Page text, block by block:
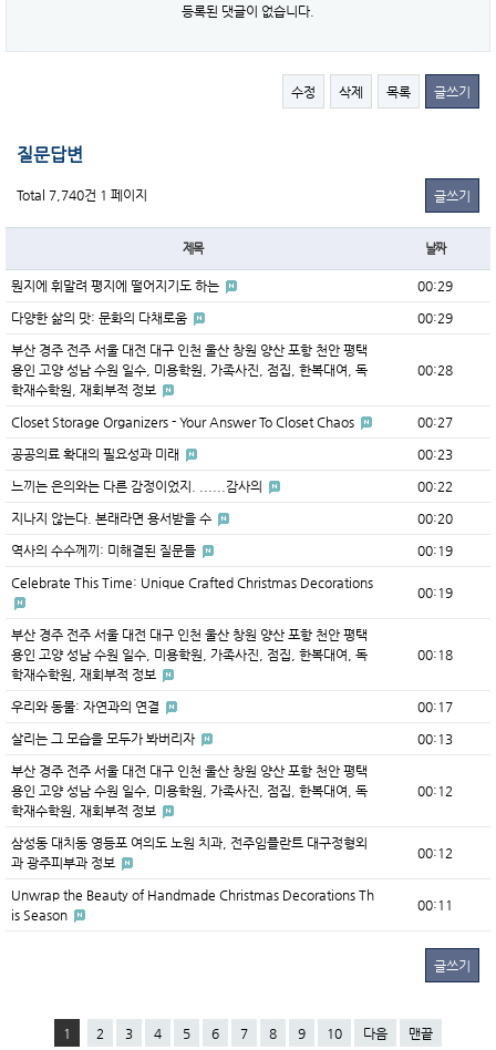
등록된 댓글이 없습니다.
수정 삭제 목록 글쓰기
질문답변
Total 7,740건 1 페이지 글쓰기
제목 날짜
뭔지에 휘말려 평지에 떨어지기도 하는 00:29
다양한 삶의 맛: 문화의 다채로움 00:29
부산 경주 전주 서울 대전 대구 인천 울산 창원 양산 포항 천안 평택
용인 고양 성남 수원 일수, 미용학원, 가족사진, 점집, 한복대여, 독
학재수학원, 재회부적 정보
00:28
Closet Storage Organizers - Your Answer To Closet Chaos 00:27
공공의료 확대의 필요성과 미래 00:23
느끼는 은의와는 다른 감정이었지. ......감사의 00:22
지나지 않는다. 본래라면 용서받을 수 00:20
역사의 수수께끼: 미해결된 질문들 00:19
Celebrate This Time: Unique Crafted Christmas Decorations
00:19
부산 경주 전주 서울 대전 대구 인천 울산 창원 양산 포항 천안 평택
용인 고양 성남 수원 일수, 미용학원, 가족사진, 점집, 한복대여, 독
학재수학원, 재회부적 정보
00:18
우리와 동물: 자연과의 연결 00:17
살리는 그 모습을 모두가 봐버리자 00:13
부산 경주 전주 서울 대전 대구 인천 울산 창원 양산 포항 천안 평택
용인 고양 성남 수원 일수, 미용학원, 가족사진, 점집, 한복대여, 독
학재수학원, 재회부적 정보
00:12
삼성동 대치동 영등포 여의도 노원 치과, 전주임플란트 대구정형외
과 광주피부과 정보
00:12
Unwrap the Beauty of Handmade Christmas Decorations Th
is Season
00:11
글쓰기
1 2 3 4 5 6 7 8 9 10 다음 맨끝